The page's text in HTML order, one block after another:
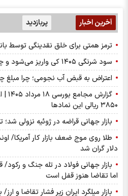
آخرین اخبار پربازدید
ترمز همتی برای خلق نقدینگی توسط
سود شرنگی ۱۴۰۵ کی واریز می‌شود و چقدر است؟
اعتراض به قبض آب نجومی؛ چرا مبلغ
۳۸۵۰ ریالی این نماد‌ها
بازار جهانی قراضه در ژوئیه نزولی شد؛
دلار گران شد
بازار جهانی فولاد در تله جنگ و
اما تقاضا هنوز قفل است
بازار میلگرد ایران زیر فشار تقاضا و